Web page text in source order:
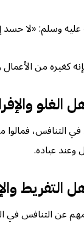
وسلم: «لا حسد إلا
كغيره من
الغلو
في التنافس،
وعند عباده.
التفريط
التنافس في